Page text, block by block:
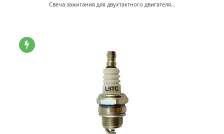
Свеча зажигания для двухтактного двигателя...